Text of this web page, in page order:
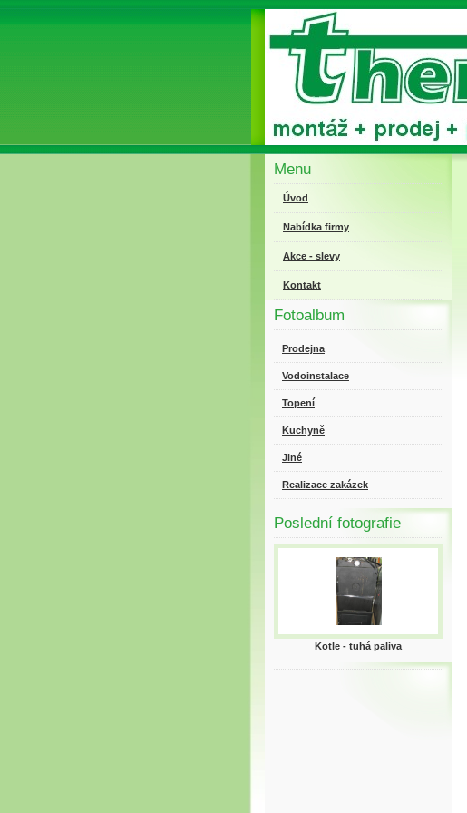
Menu
Úvod
Nabídka firmy
Akce - slevy
Kontakt
Fotoalbum
Prodejna
Vodoinstalace
Topení
Kuchyně
Jiné
Realizace zakázek
Poslední fotografie
Kotle - tuhá paliva